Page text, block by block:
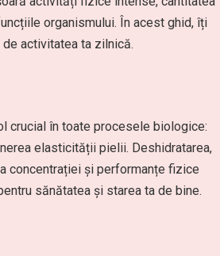
organismului. În acest ghid, îți
activitatea ta zilnică.
crucial în toate procesele biologice:
elasticității pielii. Deshidratarea,
concentrației și performanțe fizice
sănătatea și starea ta de bine.